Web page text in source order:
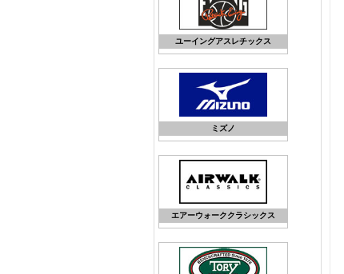
ユーイングアスレチックス
ミズノ
エアーウォーククラシックス